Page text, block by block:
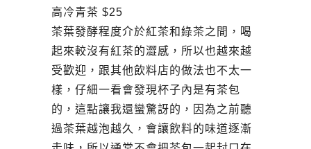
高冷青茶 $25
茶葉發酵程度介於紅茶和綠茶之間，喝
起來較沒有紅茶的澀感，所以也越來越
受歡迎，跟其他飲料店的做法也不太一
樣，仔細一看會發現杯子內是有茶包
的，這點讓我還蠻驚訝的，因為之前聽
過茶葉越泡越久，會讓飲料的味道逐漸